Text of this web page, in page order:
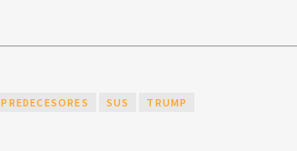
PREDECESORES SUS TRUMP